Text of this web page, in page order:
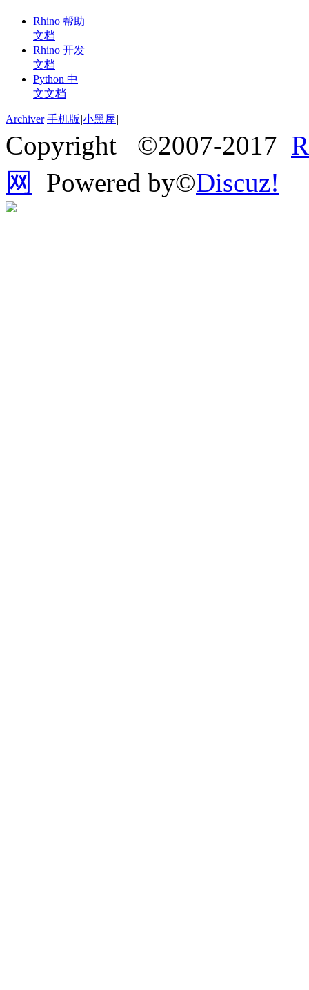
Rhino 帮助
文档
Rhino 开发
文档
Python 中
文文档
Archiver|手机版 |小黑屋|
Copyright ©2007-2017
网
Powered by©Discuz!